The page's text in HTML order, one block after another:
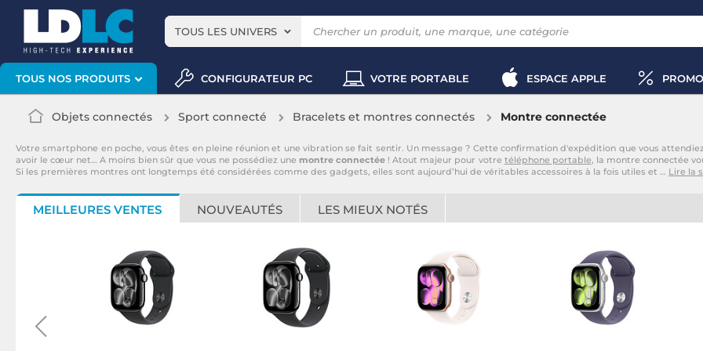
TOUS LES UNIVERS
TOUS NOS PRODUITS CONFIGURATEUR PC VOTRE PORTABLE ESPACE APPLE
Objets connectés Sport connecté Bracelets et montres connectés Montre connectée
Votre smartphone en poche, vous êtes en pleine réunion et une vibration se fait sentir. Un message ? Cette confirmation d'expédition que vous
avoir le cœur net… A moins bien sûr que vous ne possédiez une montre connectée ! Atout majeur pour votre téléphone portable, la montre connectée
Si les premières montres ont longtemps été considérées comme des gadgets, elles sont aujourd’hui de véritables accessoires à la fois utiles et … Lire la
MEILLEURES VENTES NOUVEAUTÉS LES MIEUX NOTÉS